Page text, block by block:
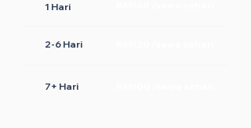
1 Hari
2-6 Hari
7+ Hari